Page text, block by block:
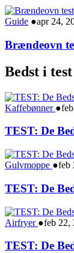
Guide ●apr 24,
Brændeovn
Bedst i test
Kaffebønner ●
TEST: De
Gulvmoppe ●feb
TEST: De
Airfryer ●feb 22,
TEST: De